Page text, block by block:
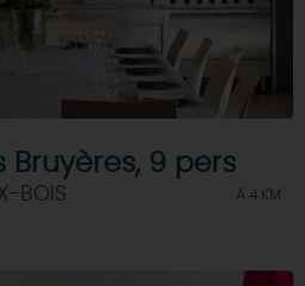
Bruyères, 9 pers
BOIS À 4 KM